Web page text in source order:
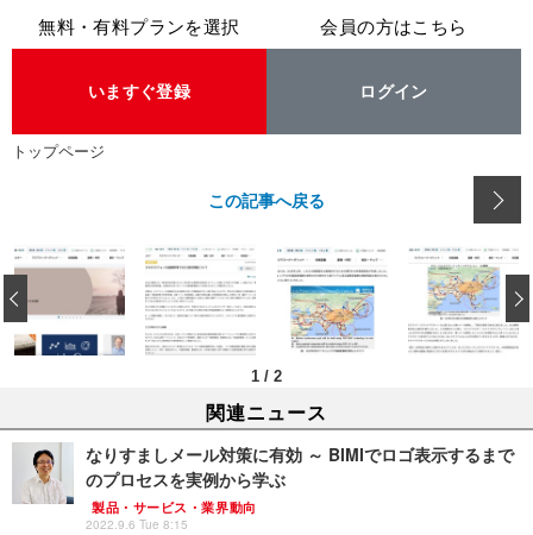
無料・有料プランを選択
いますぐ登録
会員の方はこちら
ログイン
トップページ
この記事へ戻る
1 / 2
関連ニュース
なりすましメール対策に有効 ～ BIMIでロゴ表示するまで
のプロセスを実例から学ぶ
製品・サービス・業界動向
2022.9.6 Tue 8:15